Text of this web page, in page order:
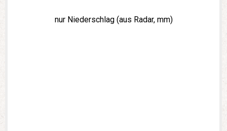
nur Niederschlag (aus Radar, mm)